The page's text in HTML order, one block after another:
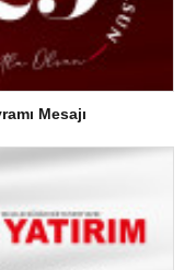
Mesajı